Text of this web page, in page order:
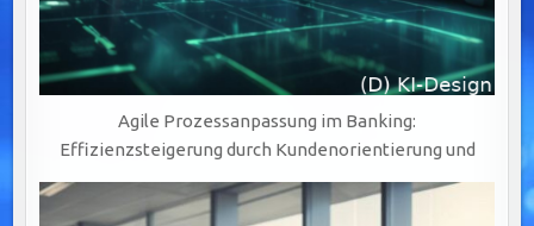
Agile Prozessanpassung im Banking:
Effizienzsteigerung durch Kundenorientierung und